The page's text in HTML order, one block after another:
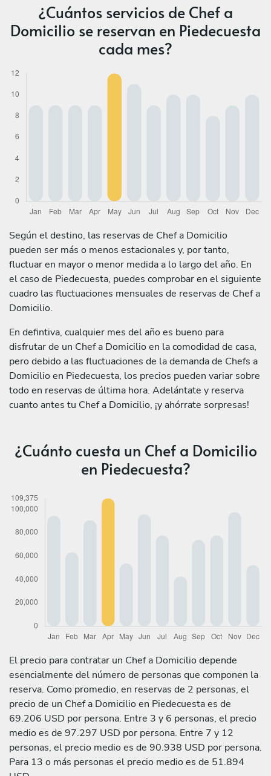
¿Cuántos servicios de Chef a
Domicilio se reservan en Piedecuesta
cada mes?
Según el destino, las reservas de Chef a Domicilio
pueden ser más o menos estacionales y, por tanto,
fluctuar en mayor o menor medida a lo largo del año. En
el caso de Piedecuesta, puedes comprobar en el siguiente
cuadro las fluctuaciones mensuales de reservas de Chef a
Domicilio.
En defintiva, cualquier mes del año es bueno para
disfrutar de un Chef a Domicilio en la comodidad de casa,
pero debido a las fluctuaciones de la demanda de Chefs a
Domicilio en Piedecuesta, los precios pueden variar sobre
todo en reservas de última hora. Adelántate y reserva
cuanto antes tu Chef a Domicilio, ¡y ahórrate sorpresas!
¿Cuánto cuesta un Chef a Domicilio
en Piedecuesta?
El precio para contratar un Chef a Domicilio depende
esencialmente del número de personas que componen la
reserva. Como promedio, en reservas de 2 personas, el
precio de un Chef a Domicilio en Piedecuesta es de
69.206 USD por persona. Entre 3 y 6 personas, el precio
medio es de 97.297 USD por persona. Entre 7 y 12
personas, el precio medio es de 90.938 USD por persona.
Para 13 o más personas el precio medio es de 51.894